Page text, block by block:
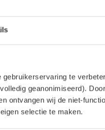
te
geanonimiseerd). Door
ontvangen wij de niet-
selectie te maken.